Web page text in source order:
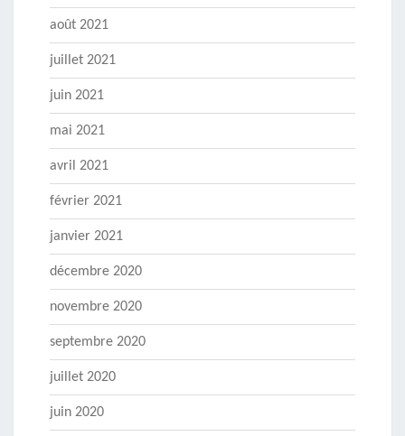
août 2021
juillet 2021
juin 2021
mai 2021
avril 2021
février 2021
janvier 2021
décembre 2020
novembre 2020
septembre 2020
juillet 2020
juin 2020